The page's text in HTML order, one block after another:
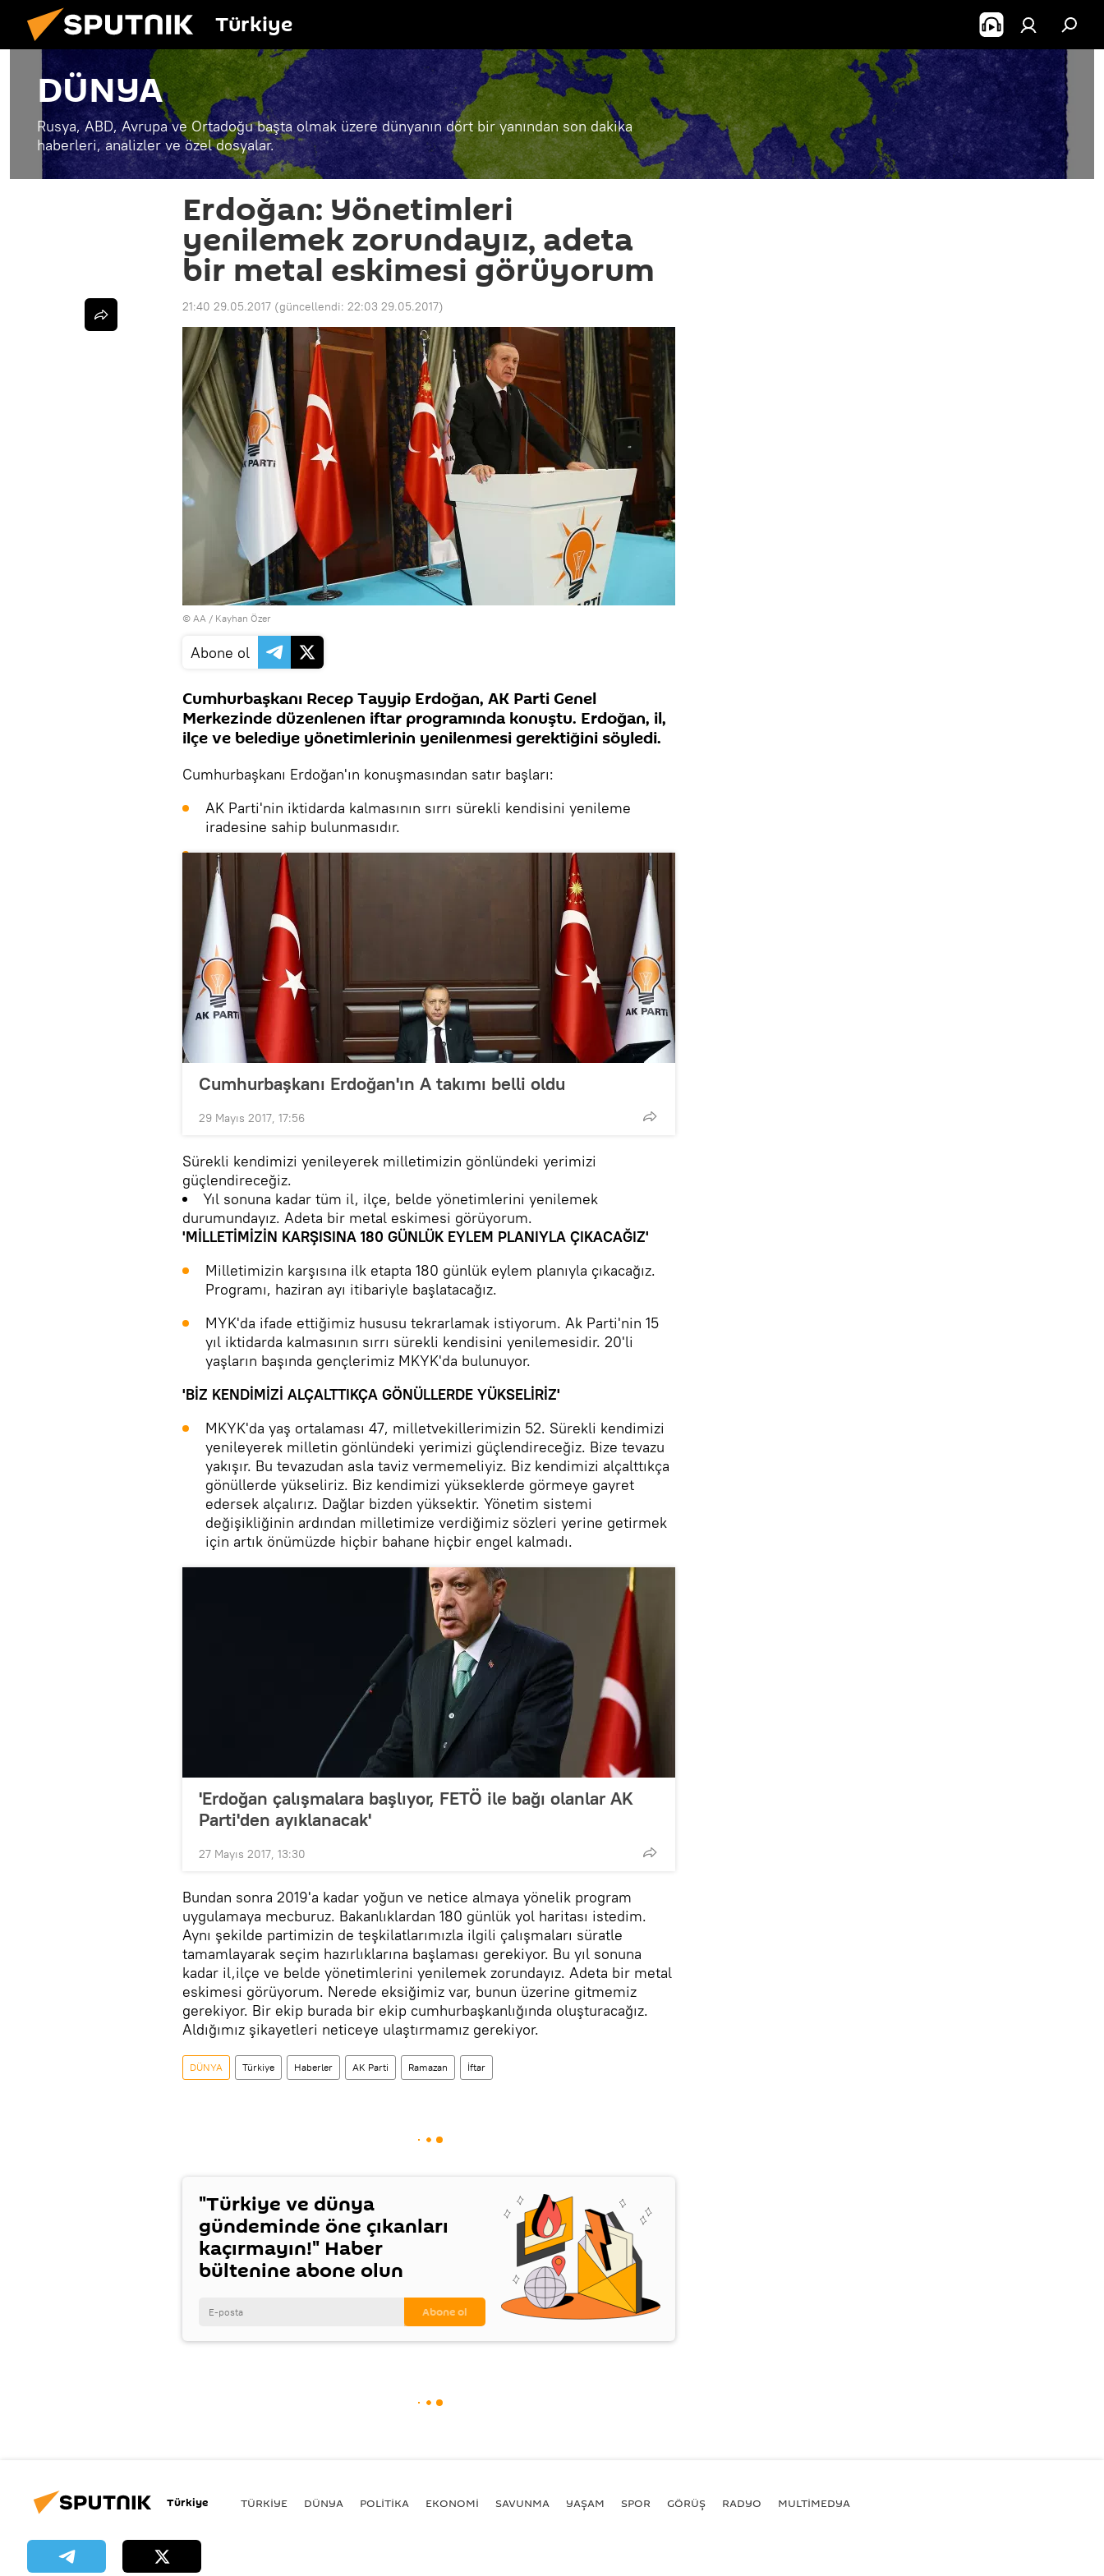
Türkiye
DÜNYA
Rusya, ABD, Avrupa ve Ortadoğu başta olmak üzere dünyanın dört bir yanından son dakika
haberleri, analizler ve özel dosyalar.
Erdoğan: Yönetimleri
yenilemek zorundayız, adeta
bir metal eskimesi görüyorum
21:40 29.05.2017 (güncellendi: 22:03 29.05.2017)
© AA / Kayhan Özer
Abone ol
Cumhurbaşkanı Recep Tayyip Erdoğan, AK Parti Genel
Merkezinde düzenlenen iftar programında konuştu. Erdoğan, il,
ilçe ve belediye yönetimlerinin yenilenmesi gerektiğini söyledi.
Cumhurbaşkanı Erdoğan'ın konuşmasından satır başları:
AK Parti'nin iktidarda kalmasının sırrı sürekli kendisini yenileme
iradesine sahip bulunmasıdır.
Cumhurbaşkanı Erdoğan'ın A takımı belli oldu
29 Mayıs 2017, 17:56
Sürekli kendimizi yenileyerek milletimizin gönlündeki yerimizi
güçlendireceğiz.
Yıl sonuna kadar tüm il, ilçe, belde yönetimlerini yenilemek
durumundayız. Adeta bir metal eskimesi görüyorum.
'MİLLETİMİZİN KARŞISINA 180 GÜNLÜK EYLEM PLANIYLA ÇIKACAĞIZ'
Milletimizin karşısına ilk etapta 180 günlük eylem planıyla çıkacağız.
Programı, haziran ayı itibariyle başlatacağız.
MYK'da ifade ettiğimiz hususu tekrarlamak istiyorum. Ak Parti'nin 15
yıl iktidarda kalmasının sırrı sürekli kendisini yenilemesidir. 20'li
yaşların başında gençlerimiz MKYK'da bulunuyor.
'BİZ KENDİMİZİ ALÇALTTIKÇA GÖNÜLLERDE YÜKSELİRİZ'
MKYK'da yaş ortalaması 47, milletvekillerimizin 52. Sürekli kendimizi
yenileyerek milletin gönlündeki yerimizi güçlendireceğiz. Bize tevazu
yakışır. Bu tevazudan asla taviz vermemeliyiz. Biz kendimizi alçalttıkça
gönüllerde yükseliriz. Biz kendimizi yükseklerde görmeye gayret
edersek alçalırız. Dağlar bizden yüksektir. Yönetim sistemi
değişikliğinin ardından milletimize verdiğimiz sözleri yerine getirmek
için artık önümüzde hiçbir bahane hiçbir engel kalmadı.
'Erdoğan çalışmalara başlıyor, FETÖ ile bağı olanlar AK
Parti'den ayıklanacak'
27 Mayıs 2017, 13:30
Bundan sonra 2019'a kadar yoğun ve netice almaya yönelik program
uygulamaya mecburuz. Bakanlıklardan 180 günlük yol haritası istedim.
Aynı şekilde partimizin de teşkilatlarımızla ilgili çalışmaları süratle
tamamlayarak seçim hazırlıklarına başlaması gerekiyor. Bu yıl sonuna
kadar il,ilçe ve belde yönetimlerini yenilemek zorundayız. Adeta bir metal
eskimesi görüyorum. Nerede eksiğimiz var, bunun üzerine gitmemiz
gerekiyor. Bir ekip burada bir ekip cumhurbaşkanlığında oluşturacağız.
Aldığımız şikayetleri neticeye ulaştırmamız gerekiyor.
DÜNYA Türkiye Haberler AK Parti Ramazan İftar
"Türkiye ve dünya
gündeminde öne çıkanları
kaçırmayın!" Haber
bültenine abone olun
Türkiye TÜRKIYE DÜNYA POLİTİKA EKONOMİ SAVUNMA YAŞAM SPOR GÖRÜŞ RADYO MULTİMEDYA